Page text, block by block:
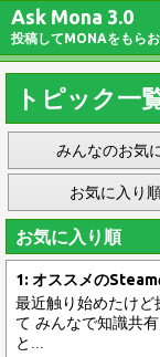
Ask Mona 3.0
投稿してMONAをもらお
トピック一
みんなのお気
お気に入り
お気に入り順
1: オススメの
最近触り始めたけど
て みんなで知識共
と...